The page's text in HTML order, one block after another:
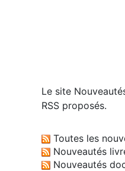
Le site
RSS proposés.
Toutes les
Nouveautés
Nouveautés